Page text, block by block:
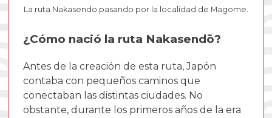
La ruta Nakasendo pasando por la localidad de Magome.
¿Cómo nació la ruta Nakasendō?
Antes de la creación de esta ruta, Japón
contaba con pequeños caminos que
conectaban las distintas ciudades. No
obstante, durante los primeros años de la era